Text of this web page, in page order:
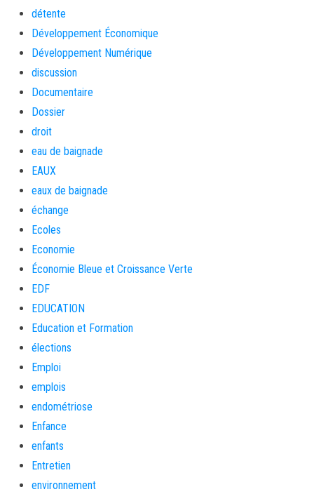
détente
Développement Économique
Développement Numérique
discussion
Documentaire
Dossier
droit
eau de baignade
EAUX
eaux de baignade
échange
Ecoles
Economie
Économie Bleue et Croissance Verte
EDF
EDUCATION
Education et Formation
élections
Emploi
emplois
endométriose
Enfance
enfants
Entretien
environnement